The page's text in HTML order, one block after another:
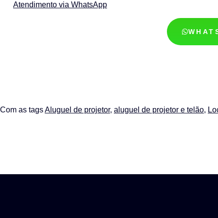
Atendimento via WhatsApp
Com as tagsAluguel de projetor, aluguel de projetor e telão,